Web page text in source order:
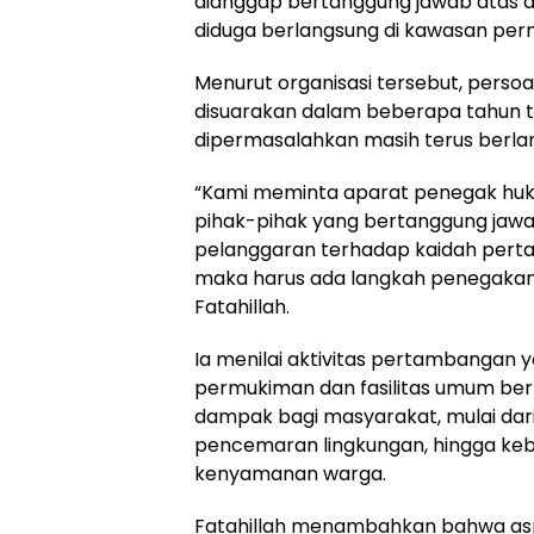
diduga berlangsung di kawasan
Menurut organisasi tersebut,
disuarakan dalam beberapa tahun
dipermasalahkan masih terus
“Kami meminta aparat penegak
pihak-pihak yang bertanggung
pelanggaran terhadap kaidah
maka harus ada langkah
Fatahillah.
Ia menilai aktivitas pertambangan
permukiman dan fasilitas umum
dampak bagi masyarakat, mulai
pencemaran lingkungan, hingga
kenyamanan warga.
Fatahillah menambahkan bahwa